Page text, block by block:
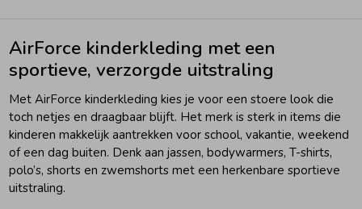
AirForce kinderkleding met een
sportieve, verzorgde uitstraling
Met AirForce kinderkleding kies je voor een stoere look die
toch netjes en draagbaar blijft. Het merk is sterk in items die
kinderen makkelijk aantrekken voor school, vakantie, weekend
of een dag buiten. Denk aan jassen, bodywarmers, T-shirts,
polo’s, shorts en zwemshorts met een herkenbare sportieve
uitstraling.